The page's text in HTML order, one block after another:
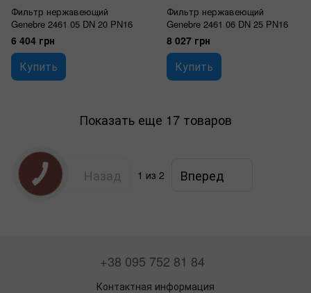
Фильтр нержавеющий
Genebre 2461 05 DN 20 PN16
6 404 грн
Купить
Фильтр нержавеющий
Genebre 2461 06 DN 25 PN16
8 027 грн
Купить
Показать еще 17 товаров
Назад 1 из 2 Вперед
+38 095 752 81 84
Контактная информация